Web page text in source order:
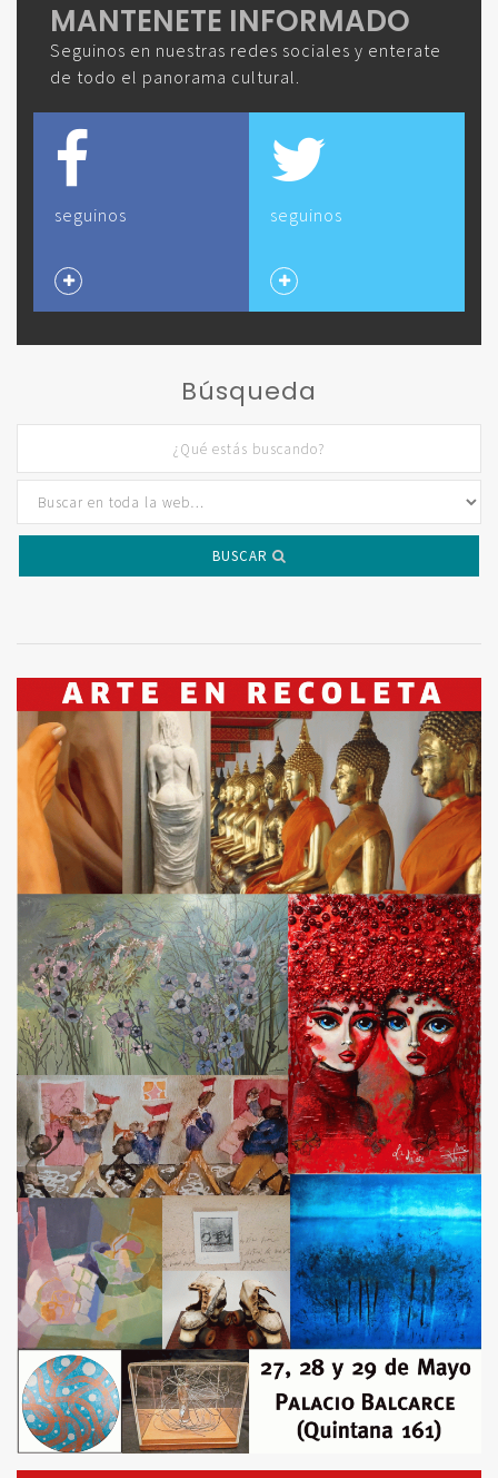
MANTENETE INFORMADO
Seguinos en nuestras redes sociales y enterate
de todo el panorama cultural.
seguinos seguinos
Búsqueda
BUSCAR